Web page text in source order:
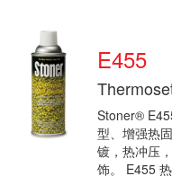
E455
Stoner®
型、增强热
镀，热冲压
饰。 E455